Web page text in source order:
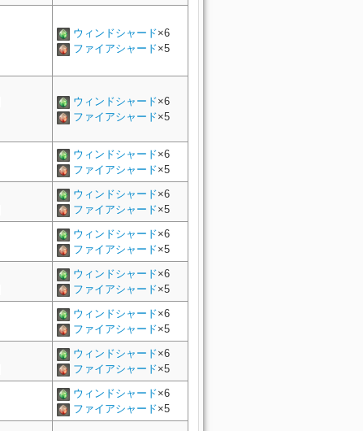
ウィンドシャード×6
ファイアシャード×5
ウィンドシャード×6
ファイアシャード×5
ウィンドシャード×6
ファイアシャード×5
ウィンドシャード×6
ファイアシャード×5
ウィンドシャード×6
ファイアシャード×5
ウィンドシャード×6
ファイアシャード×5
ウィンドシャード×6
ファイアシャード×5
ウィンドシャード×6
ファイアシャード×5
ウィンドシャード×6
ファイアシャード×5